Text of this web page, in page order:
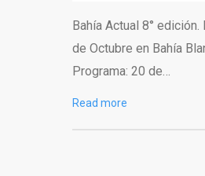
Bahía Actual 8°
de Octubre en Bahía
Programa: 20 de…
Read more